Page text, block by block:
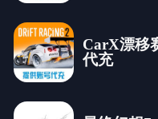
CarX漂移
代充